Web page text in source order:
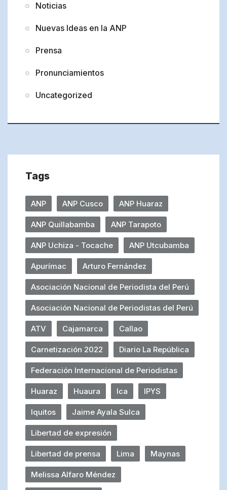
Noticias
Nuevas Ideas en la ANP
Prensa
Pronunciamientos
Uncategorized
Tags
ANP ANP Cusco ANP Huaraz
ANP Quillabamba ANP Tarapoto
ANP Uchiza - Tocache ANP Utcubamba
Apurímac Arturo Fernández
Asociación Nacional de Periodista del Perú
Asociación Nacional de Periodistas del Perú
ATV Cajamarca Callao
Carnetización 2022 Diario La República
Federación Internacional de Periodistas
Huaraz Huaura Ica IPYS
Iquitos Jaime Ayala Sulca
Libertad de expresión
Libertad de prensa Lima Maynas
Melissa Alfaro Méndez